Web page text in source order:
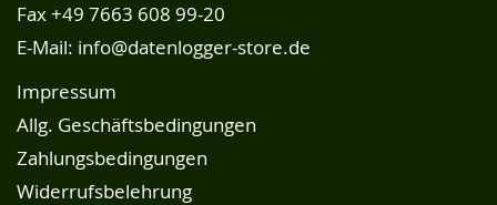
Fax +49 7663 608 99-20
E-Mail: info@datenlogger-store.de
Impressum
Allg. Geschäftsbedingungen
Zahlungsbedingungen
Widerrufsbelehrung